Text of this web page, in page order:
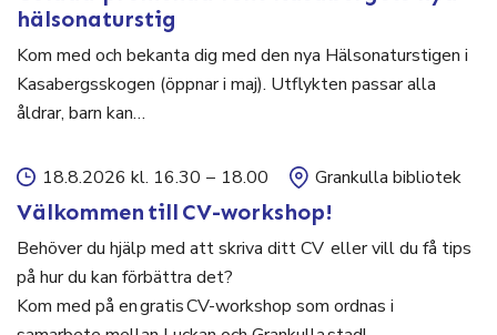
hälsonaturstig
Kom med och bekanta dig med den nya Hälsonaturstigen i
Kasabergsskogen (öppnar i maj). Utflykten passar alla
åldrar, barn kan…
18.8.2026 kl. 16.30 – 18.00 Grankulla bibliotek
Välkommen till CV-workshop!
Behöver du hjälp med att skriva ditt CV eller vill du få tips
på hur du kan förbättra det?
Kom med på en gratis CV-workshop som ordnas i